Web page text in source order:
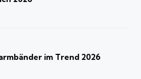
im Trend 2026